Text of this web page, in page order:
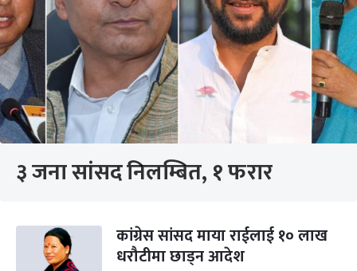
३ जना सांसद निलम्बित, १ फरार
कांग्रेस सांसद माया राईलाई १० लाख
धरौटीमा छाड्न आदेश